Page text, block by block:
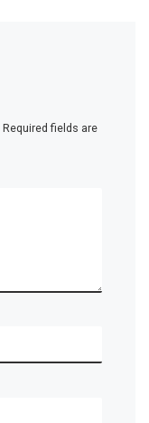
Required fields are